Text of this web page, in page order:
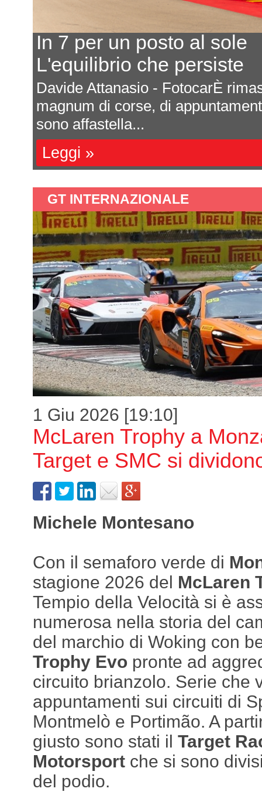
7 per un posto al sole
che persiste
Attanasio - FotocarÈ rimasta
di corse, di appuntamenti e di
affastella...
»
GT INTERNAZIONALE
1 Giu 2026 [19:10]
McLaren Trophy a
Target e SMC si
Michele Montesano
Con il semaforo verde di
stagione 2026 del McLaren
Tempio della Velocità si è
numerosa nella storia del
del marchio di Woking con
Trophy Evo pronte ad
circuito brianzolo. Serie che
appuntamenti sui circuiti di
Montmelò e Portimão. A
giusto sono stati il Target
Motorsport che si sono
del podio.